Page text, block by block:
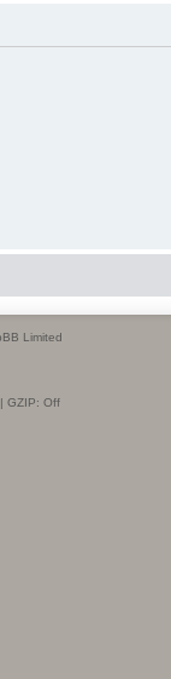
Limited
GZIP: Off